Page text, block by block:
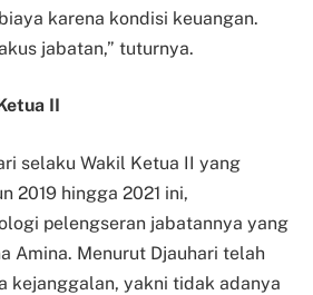
karena kondisi keuangan.
jabatan,” tuturnya.
II
selaku Wakil Ketua II yang
2019 hingga 2021 ini,
pelengseran jabatannya yang
Amina. Menurut Djauhari telah
kejanggalan, yakni tidak adanya